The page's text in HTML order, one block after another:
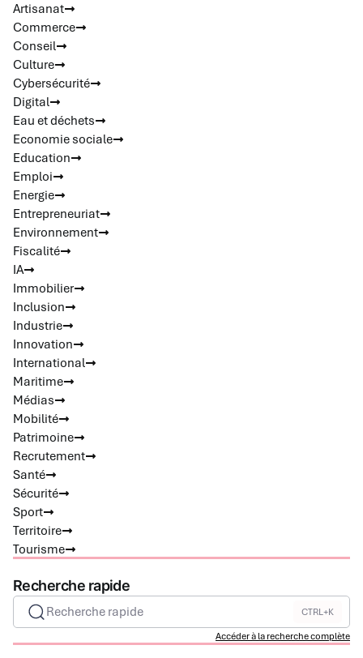
Artisanat
Commerce
Conseil
Culture
Cybersécurité
Digital
Eau et déchets
Economie sociale
Education
Emploi
Energie
Entrepreneuriat
Environnement
Fiscalité
IA
Immobilier
Inclusion
Industrie
Innovation
International
Maritime
Médias
Mobilité
Patrimoine
Recrutement
Santé
Sécurité
Sport
Territoire
Tourisme
Recherche rapide
Recherche rapide CTRL+K
Accéder à la recherche complète